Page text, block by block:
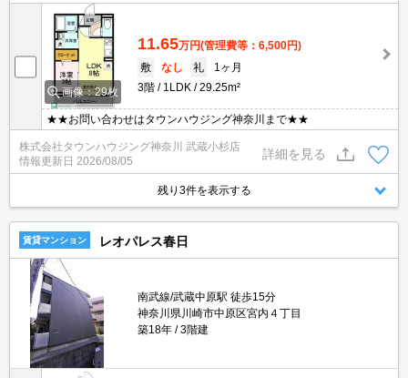
画像：29枚
11.65万円(管理費等：6,500円)
敷
なし 礼
1ヶ月
3階
1LDK 29.25m²
★★お問い合わせはタウンハウジング神奈川まで★★
株式会社タウンハウジング神奈川 武蔵小杉店
情報更新日 2026/08/05
詳細を見る
残り3件を表示する
賃貸マンション レオパレス春日
南武線/武蔵中原駅 徒歩15分
神奈川県川崎市中原区宮内４丁目
築18年
3階建